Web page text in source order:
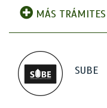
MÁS TRÁMITES
SUBE